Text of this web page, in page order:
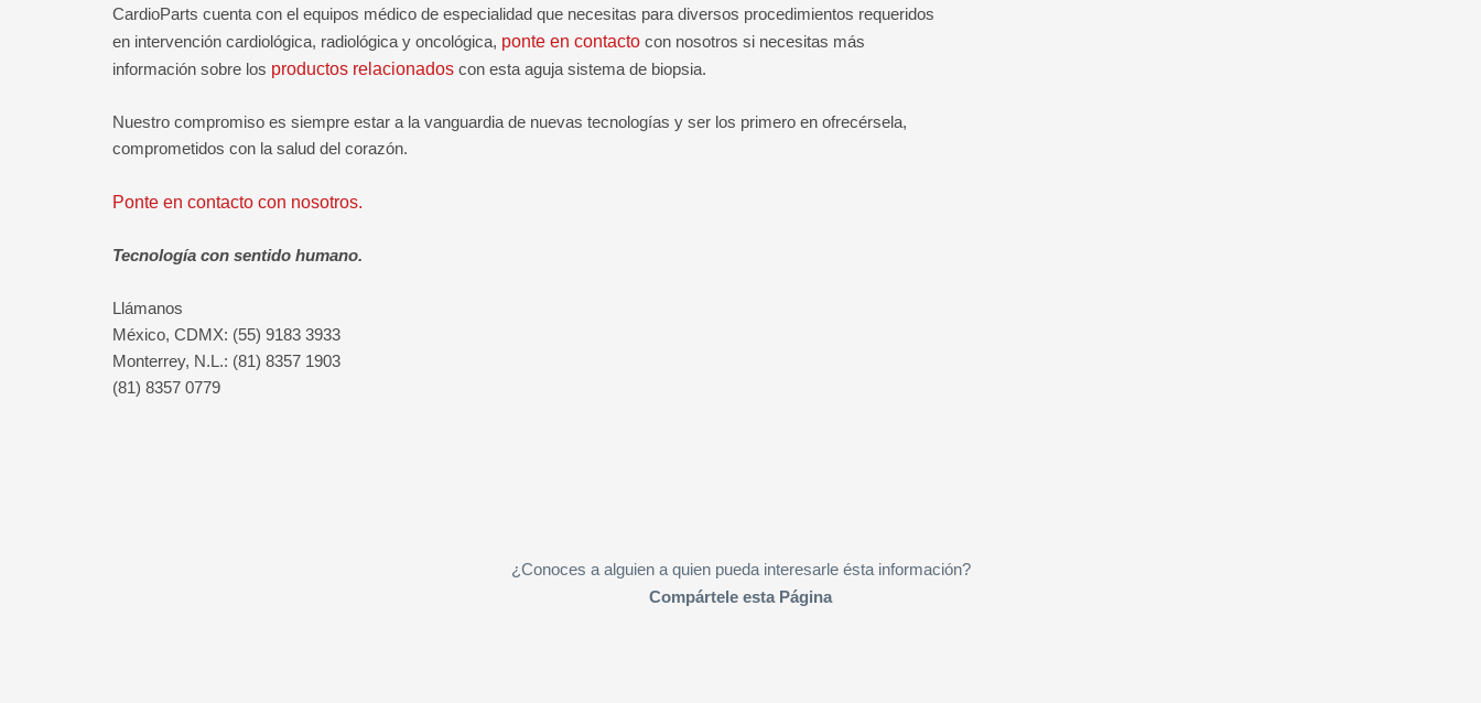
CardioParts cuenta con el equipos médico de especialidad que necesitas para diversos procedimientos requeridos
en intervención cardiológica, radiológica y oncológica, ponte en contacto con nosotros si necesitas más
información sobre los productos relacionados con esta aguja sistema de biopsia.
Nuestro compromiso es siempre estar a la vanguardia de nuevas tecnologías y ser los primero en ofrecérsela,
comprometidos con la salud del corazón.
Ponte en contacto con nosotros.
Tecnología con sentido humano.
Llámanos
México, CDMX: (55) 9183 3933
Monterrey, N.L.: (81) 8357 1903
(81) 8357 0779
¿Conoces a alguien a quien pueda interesarle ésta información?
Compártele esta Página